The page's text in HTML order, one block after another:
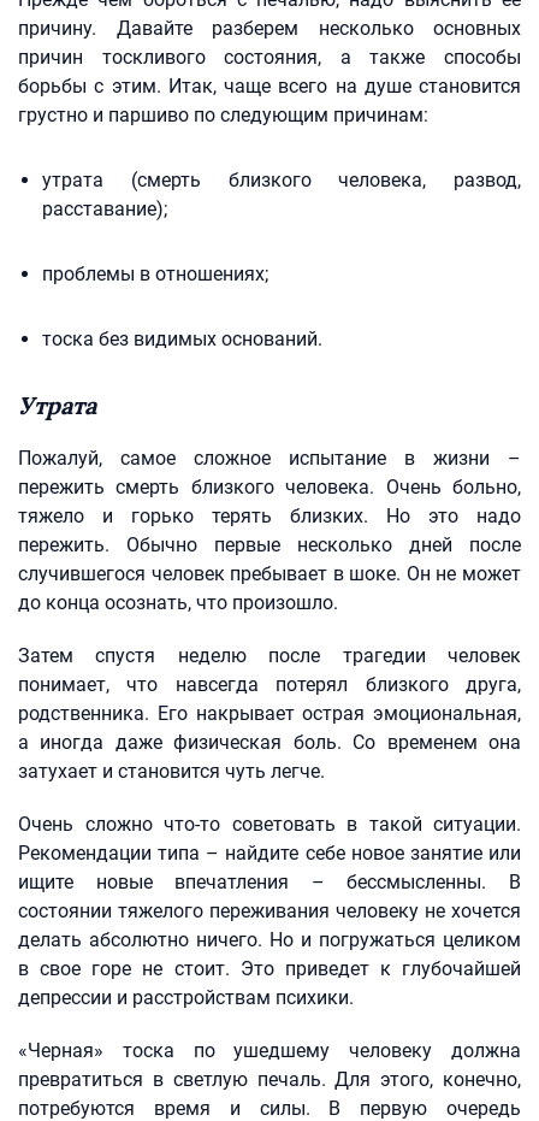
причину. Давайте разберем несколько основных
причин тоскливого состояния, а также способы
борьбы с этим. Итак, чаще всего на душе становится
грустно и паршиво по следующим причинам:
утрата (смерть близкого человека, развод,
расставание);
проблемы в отношениях;
тоска без видимых оснований.
Утрата
Пожалуй, самое сложное испытание в жизни –
пережить смерть близкого человека. Очень больно,
тяжело и горько терять близких. Но это надо
пережить. Обычно первые несколько дней после
случившегося человек пребывает в шоке. Он не может
до конца осознать, что произошло.
Затем спустя неделю после трагедии человек
понимает, что навсегда потерял близкого друга,
родственника. Его накрывает острая эмоциональная,
а иногда даже физическая боль. Со временем она
затухает и становится чуть легче.
Очень сложно что-то советовать в такой ситуации.
Рекомендации типа – найдите себе новое занятие или
ищите новые впечатления – бессмысленны. В
состоянии тяжелого переживания человеку не хочется
делать абсолютно ничего. Но и погружаться целиком
в свое горе не стоит. Это приведет к глубочайшей
депрессии и расстройствам психики.
«Черная» тоска по ушедшему человеку должна
превратиться в светлую печаль. Для этого, конечно,
потребуются время и силы. В первую очередь